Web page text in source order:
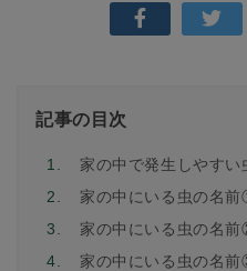
記事の目次
1.
家の中で発生しやすい
2.
家の中にいる虫の名
3.
家の中にいる虫の名
4.
家の中にいる虫の名